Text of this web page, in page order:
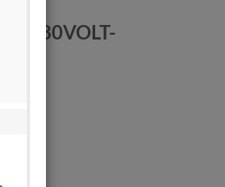
380VOLT-